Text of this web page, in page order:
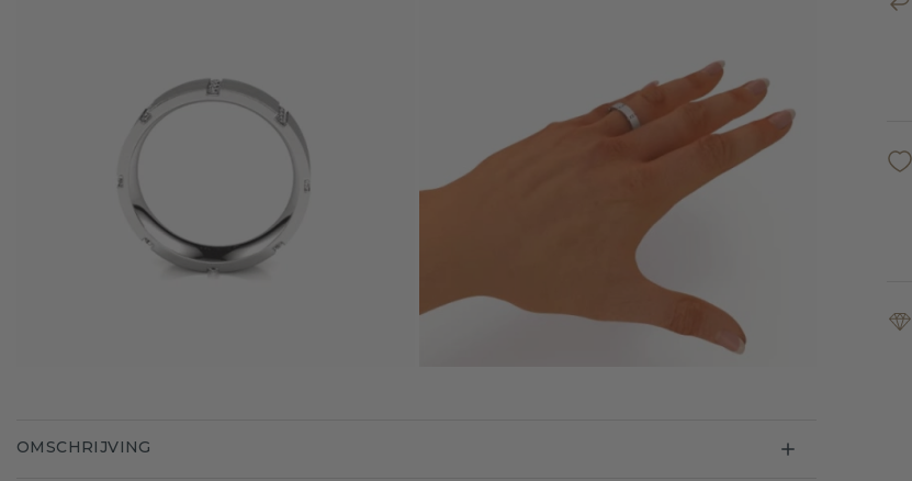
OMSCHRIJVING